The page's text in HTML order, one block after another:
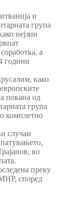
и
група
нејзин
а
години
како
покана од
група
комплетно
случаи
во
преку
според